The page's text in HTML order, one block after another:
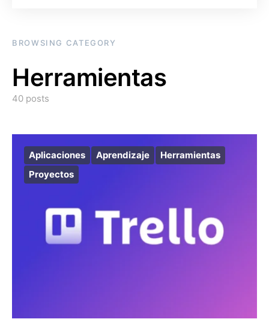
BROWSING CATEGORY
Herramientas
40 posts
Aplicaciones Aprendizaje
Herramientas
Proyectos